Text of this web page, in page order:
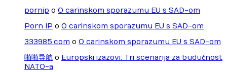
pornip o O carinskom sporazumu EU s SAD-om
Porn IP o O carinskom sporazumu EU s SAD-om
333985.com o O carinskom sporazumu EU s SAD-om
啪啪导航 o Europski izazovi: Tri scenarija za budućnost
NATO-a